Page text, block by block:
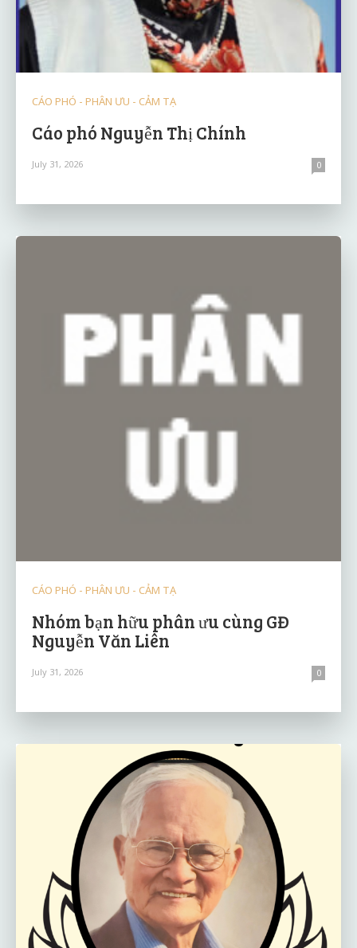
CÁO PHÓ - PHÂN ƯU - CẢM TẠ
Cáo phó Nguyễn Thị Chính
July 31, 2026 0
CÁO PHÓ - PHÂN ƯU - CẢM TẠ
Nhóm bạn hữu phân ưu cùng GĐ
Nguyễn Văn Liên
July 31, 2026 0